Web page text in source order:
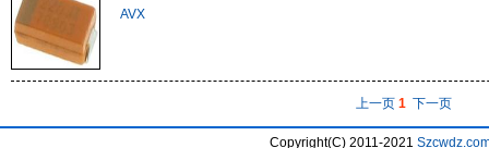
AVX
上一页 1 下一页
Copyright(C) 2011-2021